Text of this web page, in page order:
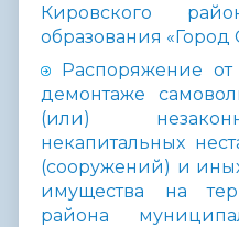
Кировского
образования «Город
Распоряжение
демонтаже
(или)
некапитальных
(сооружений) и
имущества на
района